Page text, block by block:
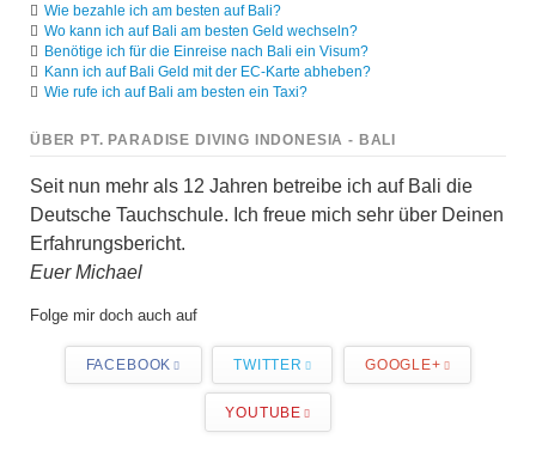
Wie bezahle ich am besten auf Bali?
Wo kann ich auf Bali am besten Geld wechseln?
Benötige ich für die Einreise nach Bali ein Visum?
Kann ich auf Bali Geld mit der EC-Karte abheben?
Wie rufe ich auf Bali am besten ein Taxi?
ÜBER PT. PARADISE DIVING INDONESIA - BALI
Seit nun mehr als 12 Jahren betreibe ich auf Bali die
Deutsche Tauchschule. Ich freue mich sehr über Deinen
Erfahrungsbericht.
Euer Michael
Folge mir doch auch auf
FACEBOOK TWITTER GOOGLE+
YOUTUBE